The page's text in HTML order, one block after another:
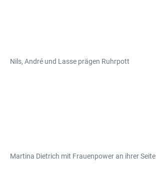
Nils, André und Lasse prägen Ruhrpott
Martina Dietrich mit Frauenpower an ihrer Seite